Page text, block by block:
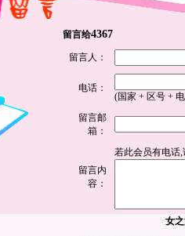
留言给4367
留言人：
电话：
(国家 + 区号 +
留言邮
箱：
留言内
容：
若此会员有电话
女